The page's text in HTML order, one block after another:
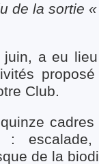
de la sortie
a eu
Club.
:
de la